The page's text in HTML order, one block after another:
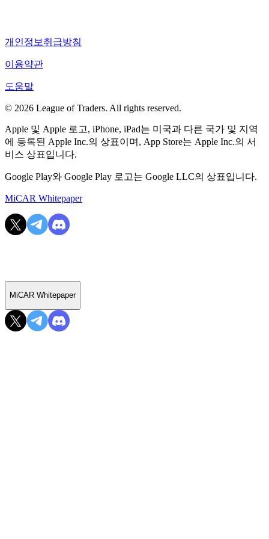
개인정보취급방침
이용약관
도움말
© 2026 League of Traders. All rights reserved.
Apple 및 Apple 로고, iPhone, iPad는 미국과 다른 국가 및 지역
에 등록된 Apple Inc.의 상표이며, App Store는 Apple Inc.의 서
비스 상표입니다.
Google Play와 Google Play 로고는 Google LLC의 상표입니다.
MiCAR Whitepaper
MiCAR Whitepaper